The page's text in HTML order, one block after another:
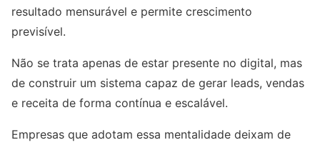
resultado mensurável e permite crescimento
previsível.
Não se trata apenas de estar presente no digital, mas
de construir um sistema capaz de gerar leads, vendas
e receita de forma contínua e escalável.
Empresas que adotam essa mentalidade deixam de